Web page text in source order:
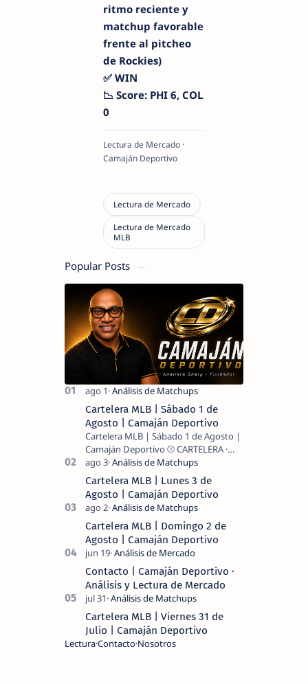
ritmo reciente y
matchup favorable
frente al pitcheo
de Rockies)
✅ WIN
📉 Score: PHI 6, COL
0
Lectura de Mercado ·
Camaján Deportivo
Popular Posts
Cartelera MLB | Sábado 1 de
Agosto | Camaján Deportivo
Cartelera MLB | Sábado 1 de Agosto |
Camaján Deportivo ⚾ CARTELERA ·
Cartelera MLB | Lunes 3 de
Agosto | Camaján Deportivo
Cartelera MLB | Domingo 2 de
Agosto | Camaján Deportivo
Contacto | Camaján Deportivo ·
Análisis y Lectura de Mercado
Cartelera MLB | Viernes 31 de
Julio | Camaján Deportivo
LecturaContacto Nosotros